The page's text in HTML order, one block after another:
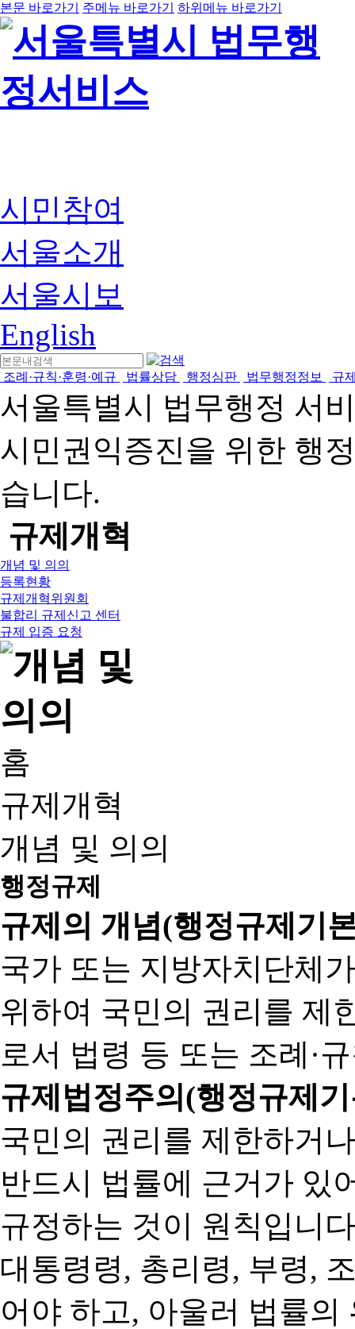
본문 바로가기 주메뉴 바로가기 하위메뉴 바로가기
시민참여
서울소개
서울시보
English
조례·규칙·훈령·예규 법률상담 행정심판 법무행정정보 규
서울특별시 법무행정 서
시민권익증진을 위한 행
습니다.
규제개혁
개념 및 의의
등록현황
규제개혁위원회
불합리 규제신고 센터
규제 입증 요청
홈
규제개혁
개념 및 의의
행정규제
규제의 개념(행정규제기
국가 또는 지방자치단체
위하여 국민의 권리를 제
로서 법령 등 또는 조례·
규제법정주의(행정규제
국민의 권리를 제한하거
반드시 법률에 근거가 있
규정하는 것이 원칙입니
대통령령, 총리령, 부령,
어야 하고, 아울러 법률